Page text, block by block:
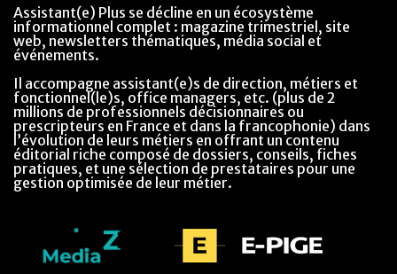
Assistant(e) Plus se décline en un écosystème
informationnel complet : magazine trimestriel, site
web, newsletters thématiques, média social et
événements.
Il accompagne assistant(e)s de direction, métiers et
fonctionnel(le)s, office managers, etc. (plus de 2
millions de professionnels décisionnaires ou
prescripteurs en France et dans la francophonie) dans
l’évolution de leurs métiers en offrant un contenu
éditorial riche composé de dossiers, conseils, fiches
pratiques, et une sélection de prestataires pour une
gestion optimisée de leur métier.